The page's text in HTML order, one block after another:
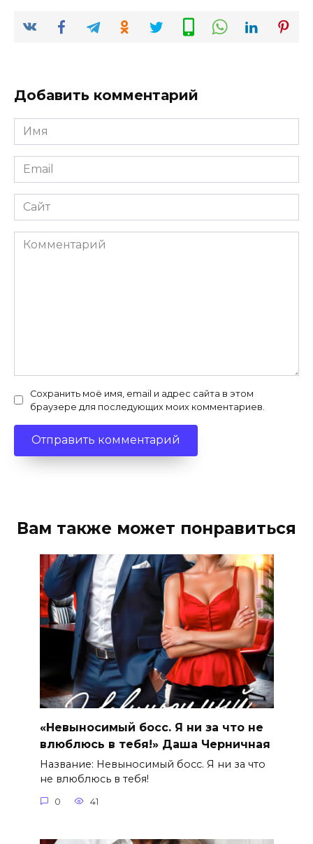
Добавить комментарий
Имя
*
Email
*
Сайт
Комментарий
Сохранить моё имя, email и адрес сайта в этом
браузере для последующих моих комментариев.
Вам также может понравиться
«Невыносимый босс. Я ни за что не
влюблюсь в тебя!» Даша Черничная
Название: Невыносимый босс. Я ни за что
не влюблюсь в тебя!
0 41